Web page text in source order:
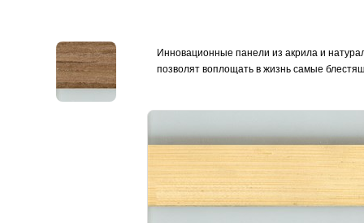
Инновационные панели из акрила и
позволят воплощать в жизнь самые